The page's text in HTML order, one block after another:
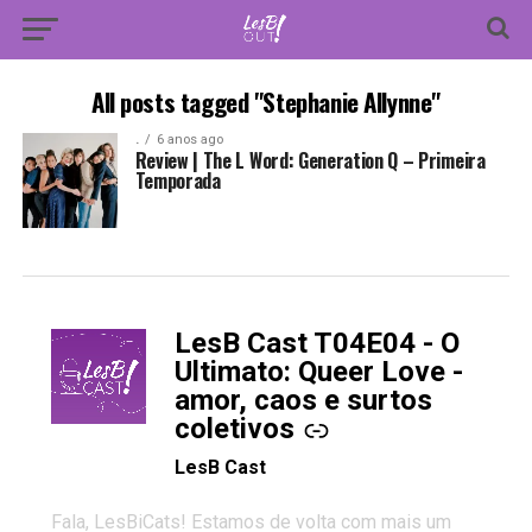
All posts tagged "Stephanie Allynne"
. 6 anos ago
Review | The L Word: Generation Q – Primeira
Temporada
LesB Cast T04E04 - O
Ultimato: Queer Love -
amor, caos e surtos
coletivos
-
LesB Cast
Fala, LesBiCats! Estamos de volta com mais um